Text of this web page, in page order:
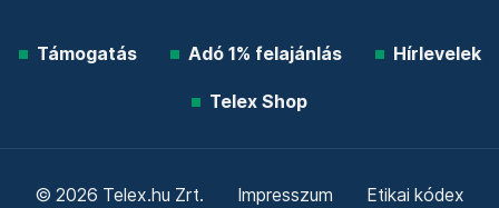
Támogatás Adó 1% felajánlás Hírlevelek
Telex Shop
© 2026 Telex.hu Zrt. Impresszum Etikai kódex